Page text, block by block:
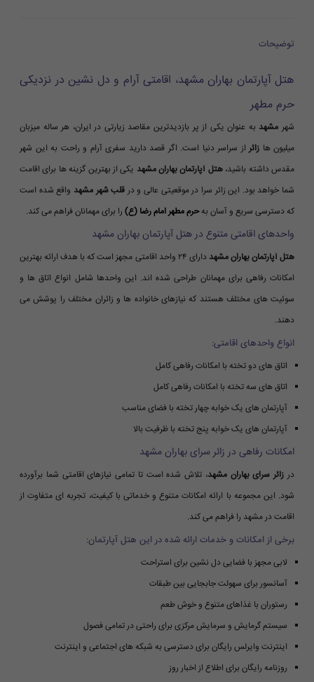
توضیحات
هتل آپارتمان بهاران مشهد، اقامتی آرام و دل نشین در نزدیکی
حرم مطهر
شهر مشهد به عنوان یکی از پر بازدیدترین مقاصد زیارتی در ایران، هر ساله میزبان
میلیون ها زائراز سراسر دنیا است. اگر قصد دارید سفری آرام و راحت به این شهر
مقدس داشته باشید،هتل آپارتمان بهاران مشهد یکی از بهترین گزینه ها برای اقامت
شما خواهد بود. این زائر سرا در موقعیتی عالی و درقلب شهر مشهد واقع شده است
که دسترسی سریع و آسان بهحرم مطهر امام رضا (ع) را برای مهمانان فراهم می کند.
واحدهای اقامتی متنوع در هتل آپارتمان بهاران مشهد
هتل آپارتمان بهاران مشهد
دارای ۲۴ واحد اقامتی مجهز است که با هدف ارائه بهترین
امکانات رفاهی برای مهمانان طراحی شده اند. این واحدها شامل انواع اتاق ها و
سوئیت های مختلف هستند که نیازهای خانواده ها و زائران مختلف را پوشش می
دهند.
انواع واحدهای اقامتی:
اتاق های دو تخته با امکانات رفاهی کامل
اتاق های سه تخته با امکانات رفاهی کامل
آپارتمان های یک خوابه چهار تخته با فضای مناسب
آپارتمان های یک خوابه پنج تخته با ظرفیت بالا
امکانات رفاهی در زائر سرای بهاران مشهد
در زائر سرای بهاران مشهد، تلاش شده است تا تمامی نیازهای اقامتی شما برآورده
شود. این مجموعه با ارائه امکانات متنوع و خدماتی با کیفیت، تجربه ای متفاوت از
اقامت در مشهد را فراهم می کند.
برخی از امکانات و خدمات ارائه شده در این هتل آپارتمان:
لابی مجهز با فضایی دل نشین برای استراحت
آسانسور برای سهولت جابجایی بین طبقات
رستوران با غذاهای متنوع و خوش طعم
سیستم گرمایش و سرمایش مرکزی برای راحتی در تمامی فصول
اینترنت وایرلس رایگان برای دسترسی به شبکه های اجتماعی و اینترنت
روزنامه رایگان برای اطلاع از اخبار روز